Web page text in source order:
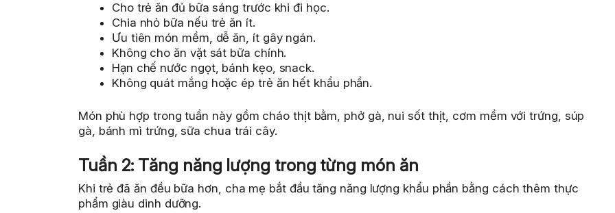
Cho trẻ ăn đủ bữa sáng trước khi đi học.
Chia nhỏ bữa nếu trẻ ăn ít.
Ưu tiên món mềm, dễ ăn, ít gây ngán.
Không cho ăn vặt sát bữa chính.
Hạn chế nước ngọt, bánh kẹo, snack.
Không quát mắng hoặc ép trẻ ăn hết khẩu phần.
Món phù hợp trong tuần này gồm cháo thịt bằm, phở gà, nui sốt thịt, cơm mềm với trứng, súp
gà, bánh mì trứng, sữa chua trái cây.
Tuần 2: Tăng năng lượng trong từng món ăn
Khi trẻ đã ăn đều bữa hơn, cha mẹ bắt đầu tăng năng lượng khẩu phần bằng cách thêm thực
phẩm giàu dinh dưỡng.